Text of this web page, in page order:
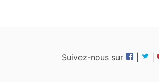
Suivez-nous sur